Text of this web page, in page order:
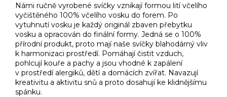
Námi ručně vyrobené svíčky vznikají formou lití včelího
vyčištěného 100% včelího vosku do forem. Po
vytuhnutí vosku je každý originál zbaven přebytku
vosku a opracován do finální formy. Jedná se o 100%
přírodní produkt, proto mají naše svíčky blahodárný vliv
k harmonizaci prostředí. Pomáhají čistit vzduch,
pohlcují kouře a pachy a jsou vhodné k zapálení
v prostředí alergiků, dětí a domácích zvířat. Navazují
kreativitu a aktivitu snů a proto dosahují ke klidnějšímu
spánku.